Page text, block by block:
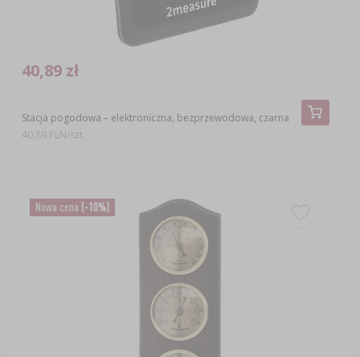
Stacja pogodowa – elektroniczna, bezprzewodowa, czarna
40,89 zł
40,89 PLN/szt.
Nowa cena (-10%)